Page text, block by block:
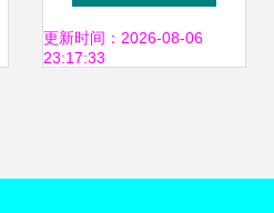
解析
更新时间：2026-08-06
23:17:33